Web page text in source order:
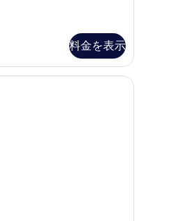
料金を表示
エジプト綿のシーツ、高級寝具、羽毛の掛け